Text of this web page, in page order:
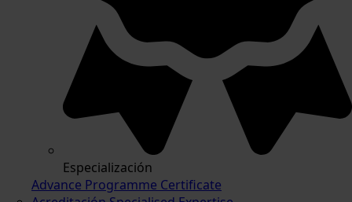
Especialización
Advance Programme Certificate